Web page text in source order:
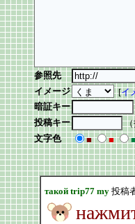
参照先
イメージ
[イ
暗証キー
投稿キー
（
文字色
■ ■
такой trip77 my投稿